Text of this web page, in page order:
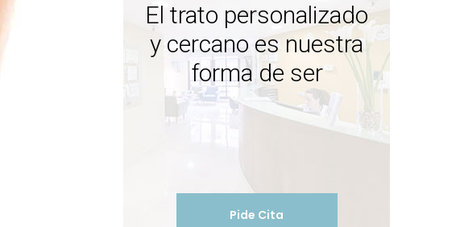
El trato personalizado
y cercano es nuestra
forma de ser
Pide Cita